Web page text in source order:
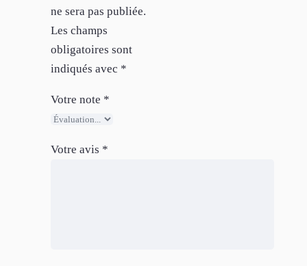
ne sera pas publiée.
Les champs
obligatoires sont
indiqués avec *
Votre note *
Votre avis *